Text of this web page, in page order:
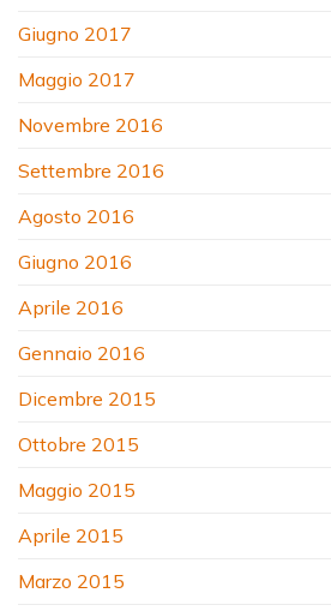
Giugno 2017
Maggio 2017
Novembre 2016
Settembre 2016
Agosto 2016
Giugno 2016
Aprile 2016
Gennaio 2016
Dicembre 2015
Ottobre 2015
Maggio 2015
Aprile 2015
Marzo 2015